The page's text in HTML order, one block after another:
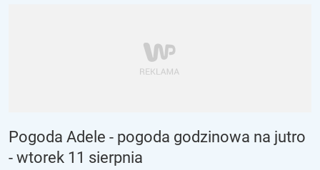
Pogoda Adele - pogoda godzinowa na jutro
- wtorek 11 sierpnia